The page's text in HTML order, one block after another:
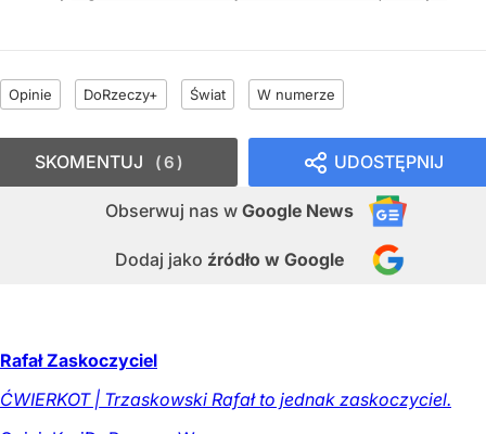
Opinie DoRzeczy+ Świat W numerze
UDOSTĘPNIJ
Obserwuj nas w Google News
Dodaj jako źródło w Google
SKOMENTUJ 6
Rafał Zaskoczyciel
ĆWIERKOT | Trzaskowski Rafał to jednak zaskoczyciel.